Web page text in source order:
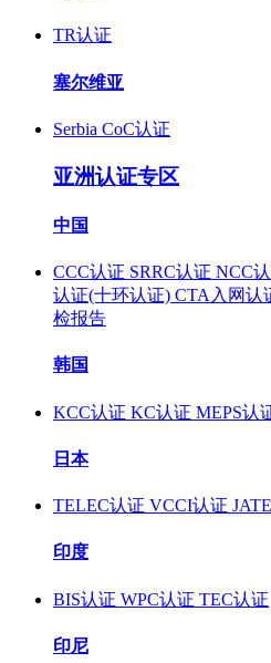
TR认证
塞尔维亚
Serbia CoC认证
亚洲认证专区
中国
CCC认证 SRRC认证 NCC
认证(十环认证) CTA入网认
检报告
韩国
KCC认证 KC认证 MEPS认
日本
TELEC认证 VCCI认证
印度
BIS认证 WPC认证 TEC认证
印尼